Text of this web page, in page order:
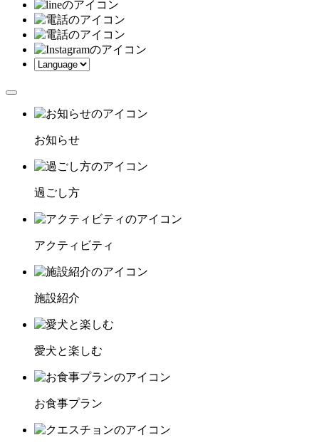
お知らせ
過ごし方
アクティビティ
施設紹介
愛犬と楽しむ
お食事プラン